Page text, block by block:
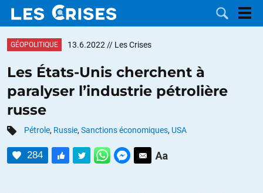
LES
DOSSIERS
CATÉGORIES
MOTS CLÉS
GÉOPOLITIQUE 13.6.2022 // Les Crises
Les États-Unis cherchent à
paralyser l’industrie pétrolière
russe
Pétrole, Russie, Sanctions économiques, USA
284